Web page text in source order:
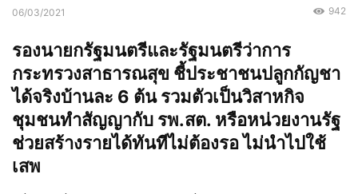
06/03/2021 942
รองนายกรัฐมนตรีและรัฐมนตรีว่าการ
กระทรวงสาธารณสุข ชี้ประชาชนปลูกกัญชา
ได้จริงบ้านละ 6 ต้น รวมตัวเป็นวิสาหกิจ
ชุมชนทำสัญญากับ รพ.สต. หรือหน่วยงานรัฐ
ช่วยสร้างรายได้ทันทีไม่ต้องรอ ไม่นำไปใช้
เสพ